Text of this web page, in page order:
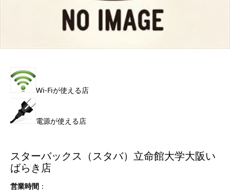
Wi-Fiが使える店
電源が使える店
スターバックス（スタバ）立命館大学大阪い
ばらき店
営業時間 ：